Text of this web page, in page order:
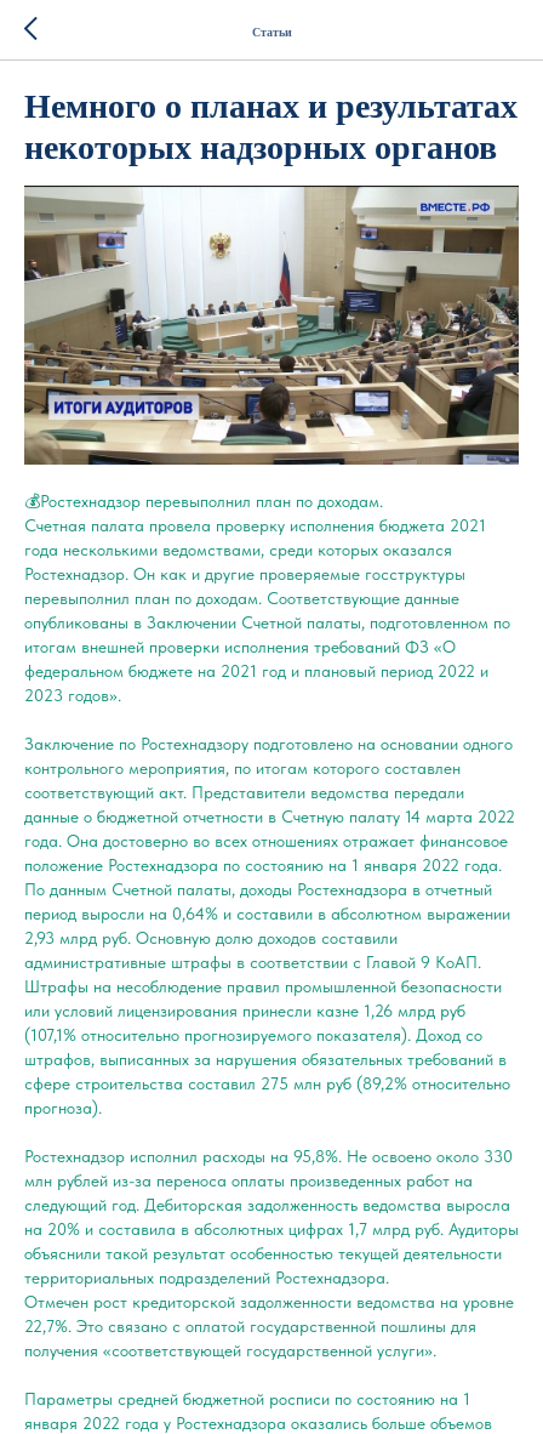
Статьи
Немного о планах и результатах
некоторых надзорных органов
💰Ростехнадзор перевыполнил план по доходам.
Счетная палата провела проверку исполнения бюджета 2021
года несколькими ведомствами, среди которых оказался
Ростехнадзор. Он как и другие проверяемые госструктуры
перевыполнил план по доходам. Соответствующие данные
опубликованы в Заключении Счетной палаты, подготовленном по
итогам внешней проверки исполнения требований ФЗ «О
федеральном бюджете на 2021 год и плановый период 2022 и
2023 годов».
Заключение по Ростехнадзору подготовлено на основании одного
контрольного мероприятия, по итогам которого составлен
соответствующий акт. Представители ведомства передали
данные о бюджетной отчетности в Счетную палату 14 марта 2022
года. Она достоверно во всех отношениях отражает финансовое
положение Ростехнадзора по состоянию на 1 января 2022 года.
По данным Счетной палаты, доходы Ростехнадзора в отчетный
период выросли на 0,64% и составили в абсолютном выражении
2,93 млрд руб. Основную долю доходов составили
административные штрафы в соответствии с Главой 9 КоАП.
Штрафы на несоблюдение правил промышленной безопасности
или условий лицензирования принесли казне 1,26 млрд руб
(107,1% относительно прогнозируемого показателя). Доход со
штрафов, выписанных за нарушения обязательных требований в
сфере строительства составил 275 млн руб (89,2% относительно
прогноза).
Ростехнадзор исполнил расходы на 95,8%. Не освоено около 330
млн рублей из-за переноса оплаты произведенных работ на
следующий год. Дебиторская задолженность ведомства выросла
на 20% и составила в абсолютных цифрах 1,7 млрд руб. Аудиторы
объяснили такой результат особенностью текущей деятельности
территориальных подразделений Ростехнадзора.
Отмечен рост кредиторской задолженности ведомства на уровне
22,7%. Это связано с оплатой государственной пошлины для
получения «соответствующей государственной услуги».
Параметры средней бюджетной росписи по состоянию на 1
января 2022 года у Ростехнадзора оказались больше объемов